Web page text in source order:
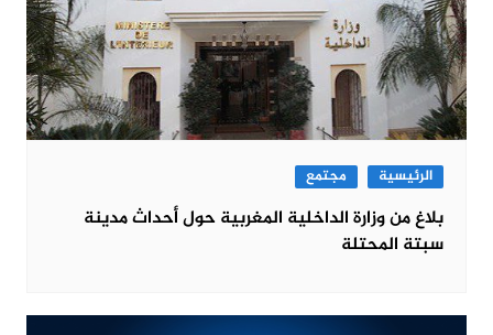
الرئيسية مجتمع
بلاغ من وزارة الداخلية المغربية حول أحداث مدينة
سبتة المحتلة